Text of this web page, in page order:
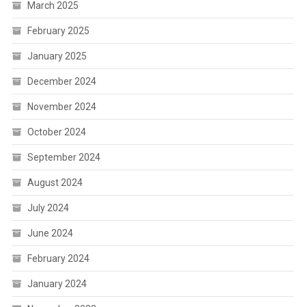
March 2025
February 2025
January 2025
December 2024
November 2024
October 2024
September 2024
August 2024
July 2024
June 2024
February 2024
January 2024